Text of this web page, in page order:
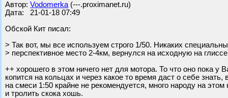
Автор: Vodomerka (---.proximanet.ru)
Дата: 21-01-18 07:49
Обской Кит писал:
> Так вот, мы все используем строго 1/50. Никаких
> перспективное место 2-4км, вернулся на исходную на
++ хорошего в этом ничего нет для мотора. То что оно пока у
копится на кольцах и через какое то время даст о себе
на смеси 1:50 крайне не рекомендуется, много народу на
и тролить скока хошь.